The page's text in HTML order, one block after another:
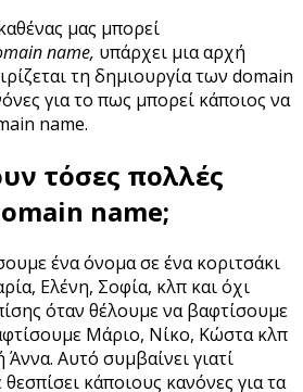
μας μπορεί
name, υπάρχει μια αρχή
τη δημιουργία των domain
για το πως μπορεί κάποιος να
name.
τόσες πολλές
name;
ένα όνομα σε ένα κοριτσάκι
Ελένη, Σοφία, κλπ και όχι
όταν θέλουμε να βαφτίσουμε
Μάριο, Νίκο, Κώστα κλπ
Αυτό συμβαίνει γιατί
κάποιους κανόνες για τα